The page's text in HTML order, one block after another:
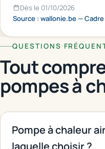
Dès le 01/10/2026
Source : wallonie.be —
QUESTIONS
Tout
pompes à
Pompe à chaleur
laquelle choisir ?